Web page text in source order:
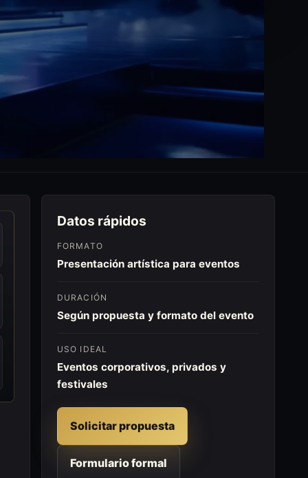
Datos rápidos
FORMATO
Presentación artística para eventos
DURACIÓN
Según propuesta y formato del evento
USO IDEAL
Eventos corporativos, privados y
festivales
Solicitar propuesta
Formulario formal